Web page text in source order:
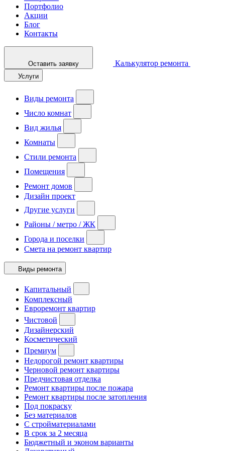
Портфолио
Акции
Блог
Контакты
Оставить заявку Калькулятор ремонта
Услуги
Виды ремонта
Число комнат
Вид жилья
Комнаты
Стили ремонта
Помещения
Ремонт домов
Дизайн проект
Другие услуги
Районы / метро / ЖК
Города и поселки
Смета на ремонт квартир
Виды ремонта
Капитальный
Комплексный
Евроремонт квартир
Чистовой
Дизайнерский
Косметический
Премиум
Недорогой ремонт квартиры
Черновой ремонт квартиры
Предчистовая отделка
Ремонт квартиры после пожара
Ремонт квартиры после затопления
Под покраску
Без материалов
С стройматериалами
В срок за 2 месяца
Бюджетный и эконом варианты